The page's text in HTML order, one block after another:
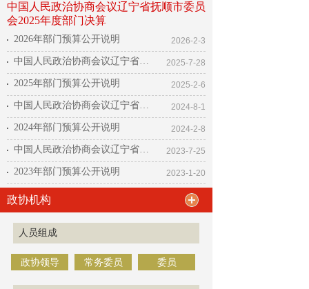
中国人民政治协商会议辽宁省抚顺市委员
会2025年度部门决算
2026年部门预算公开说明 2026-2-3
中国人民政治协商会议辽宁省抚顺市委员会2024年度部门决算 2025-7-28
2025年部门预算公开说明 2025-2-6
中国人民政治协商会议辽宁省抚顺市委员会2023年度部门决算公开 2024-8-1
2024年部门预算公开说明 2024-2-8
中国人民政治协商会议辽宁省抚顺市委员会2022年度部门决算 2023-7-25
2023年部门预算公开说明 2023-1-20
政协机构
人员组成
政协领导 常务委员 委员